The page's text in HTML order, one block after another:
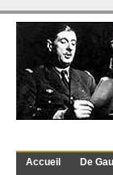
Accueil De